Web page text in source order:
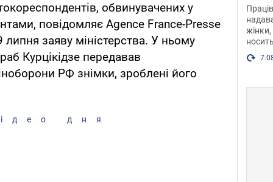
обвинувачених у
повідомляє Agence France-Presse
заяву міністерства. У ньому
Курцікідзе передавав
РФ знімки, зроблені його
дня
Фото